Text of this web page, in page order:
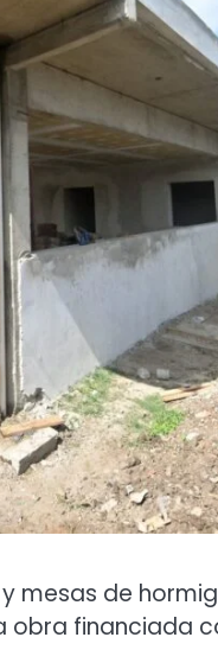
mesas de
financiada